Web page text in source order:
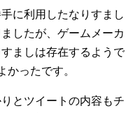
に利用したなりすまし
したが、ゲームメーカ
ましは存在するようで
かったです。
とツイートの内容もチ